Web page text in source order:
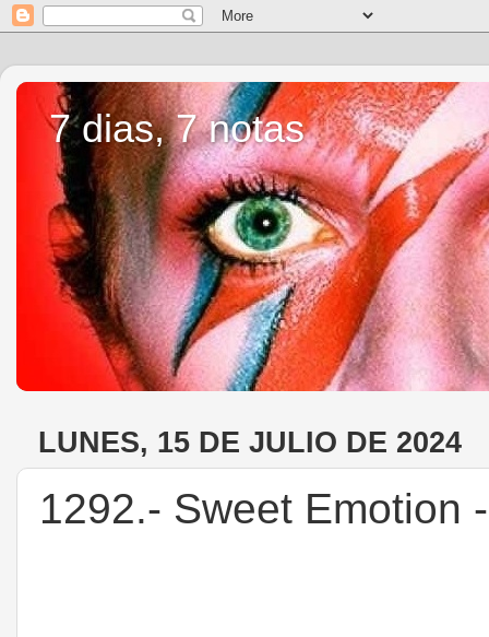
7 dias, 7 notas
LUNES, 15 DE JULIO DE 2024
1292.- Sweet Emotion